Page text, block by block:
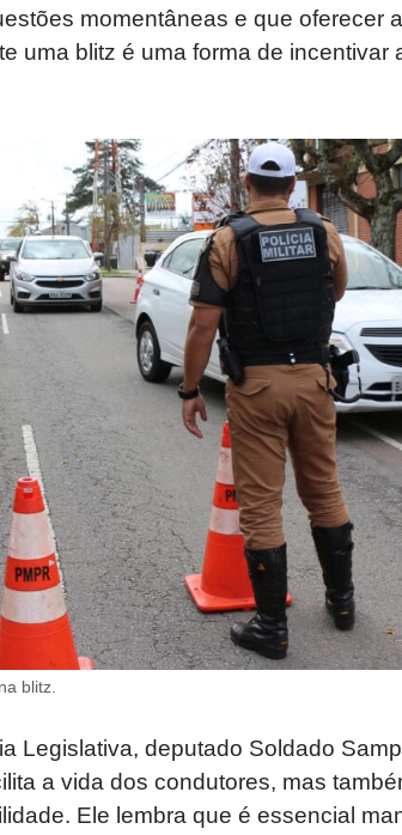
momentâneas e que oferecer
uma blitz é uma forma de incentivar
blitz.
Legislativa, deputado Soldado
a vida dos condutores, mas
Ele lembra que é essencial